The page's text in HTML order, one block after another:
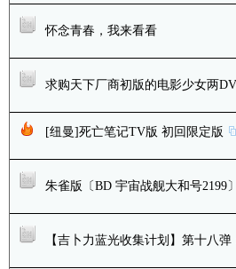
怀念青春，我来看看
求购天下厂商初版的电影少女两
[纽曼]死亡笔记TV版 初回限定版
朱雀版〔BD 宇宙战舰大和号2199
【吉卜力蓝光收集计划】第十八